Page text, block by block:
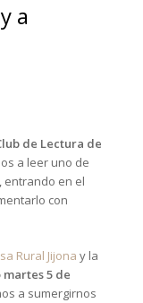
a
de Lectura de
a leer uno de
entrando en el
con
Rural Jijona y la
5 de
a sumergirnos